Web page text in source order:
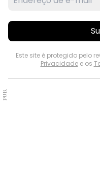
Este site é protegido pelo
Privacidadee os
PUB.